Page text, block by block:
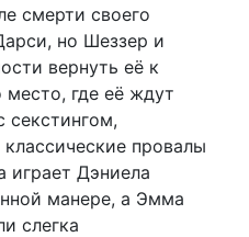
смерти своего
но Шеззер и
вернуть её к
где её ждут
секстингом,
провалы
играет Дэниела
манере, а Эмма
слегка